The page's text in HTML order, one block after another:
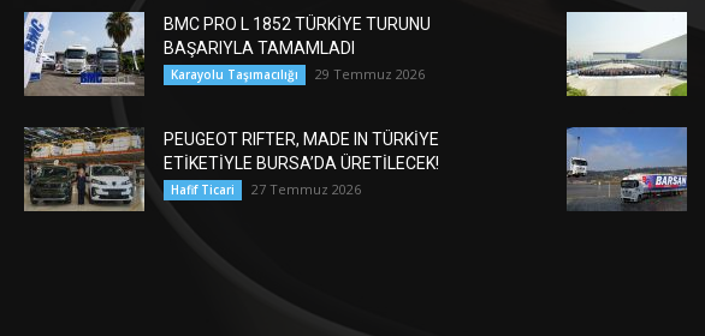
BMC PRO L 1852 TÜRKİYE TURUNU
BAŞARIYLA TAMAMLADI
Karayolu Taşımacılığı 29 Temmuz 2026
PEUGEOT RIFTER, MADE IN TÜRKİYE
ETİKETİYLE BURSA’DA ÜRETİLECEK!
Hafif Ticari 27 Temmuz 2026